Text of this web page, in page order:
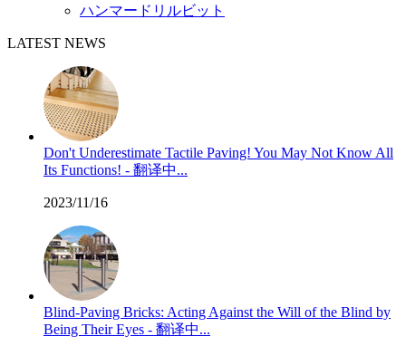
ハンマードリルビット
LATEST NEWS
Don't Underestimate Tactile Paving! You May Not Know All
Its Functions! - 翻译中...
2023/11/16
Blind-Paving Bricks: Acting Against the Will of the Blind by
Being Their Eyes - 翻译中...